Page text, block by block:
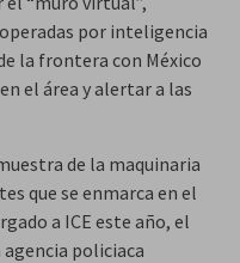
por inteligencia
la frontera con México
el área y alertar a las
de la maquinaria
que se enmarca en el
a ICE este año, el
policiaca